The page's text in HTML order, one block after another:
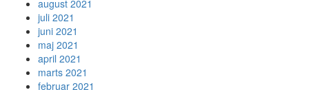
august 2021
juli 2021
juni 2021
maj 2021
april 2021
marts 2021
februar 2021